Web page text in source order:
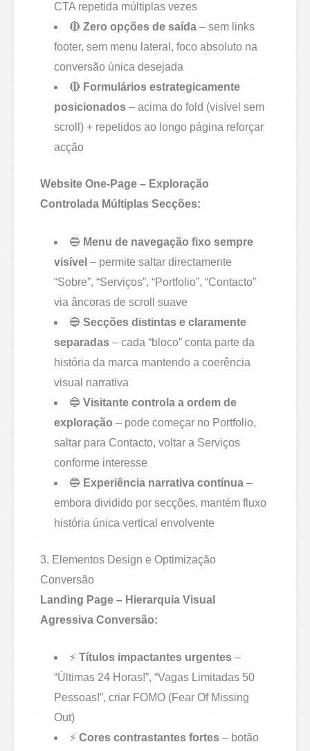
CTA repetida múltiplas vezes
🔴Zero opções de saída – sem links
footer, sem menu lateral, foco absoluto na
conversão única desejada
🔴 Formulários estrategicamente
posicionados – acima do fold (visível sem
scroll) + repetidos ao longo página reforçar
acção
Website One-Page – Exploração
Controlada Múltiplas Secções:
🔵 Menu de navegação fixo sempre
visível – permite saltar directamente
“Sobre”, “Serviços”, “Portfolio”, “Contacto”
via âncoras de scroll suave
🔵Secções distintas e claramente
separadas – cada “bloco” conta parte da
história da marca mantendo a coerência
visual narrativa
🔵Visitante controla a ordem de
exploração – pode começar no Portfolio,
saltar para Contacto, voltar a Serviços
conforme interesse
🔵 Experiência narrativa contínua –
embora dividido por secções, mantém fluxo
história única vertical envolvente
3. Elementos Design e Optimização
Conversão
Landing Page – Hierarquia Visual
Agressiva Conversão:
⚡Títulos impactantes urgentes –
“Últimas 24 Horas!”, “Vagas Limitadas 50
Pessoas!”, criar FOMO (Fear Of Missing
Out)
⚡Cores contrastantes fortes – botão